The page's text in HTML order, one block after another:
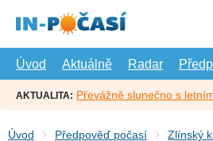
hlavní
Úvod
Aktuálně Radar
AKTUALITA: Převážně slunečno s
Úvod Předpověď počasí Zlínský